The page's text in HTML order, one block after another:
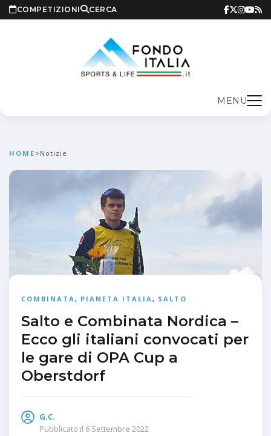
COMPETIZIONI CERCA
MENU
HOME > Notizie
COMBINATA , PIANETA ITALIA , SALTO
Salto e Combinata Nordica –
Ecco gli italiani convocati per
le gare di OPA Cup a
Oberstdorf
G.C.
Pubblicato il 6 Settembre 2022